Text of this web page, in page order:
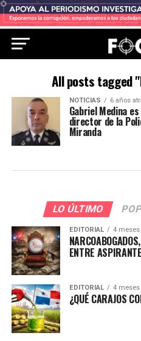
All posts tagged
NOTICIAS 6 años
Gabriel Medina
director de la
Miranda
LO ÚLTIMO
EDITORIAL 4 meses
ENTRE
EDITORIAL 4 meses
¿QUÉ CARAJOS